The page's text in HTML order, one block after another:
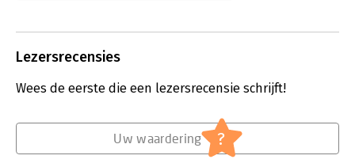
Lees verder
Lezersrecensies
Wees de eerste die een lezersrecensie schrijft!
Uw waardering ?